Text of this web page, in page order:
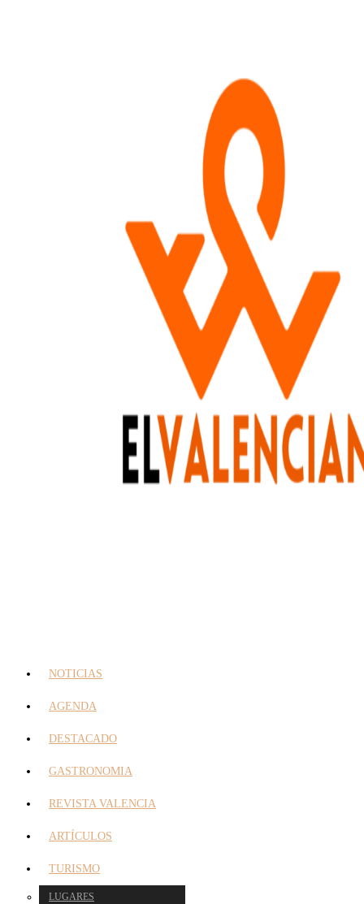
NOTICIAS
AGENDA
DESTACADO
GASTRONOMIA
REVISTA VALENCIA
ARTÍCULOS
TURISMO
LUGARES